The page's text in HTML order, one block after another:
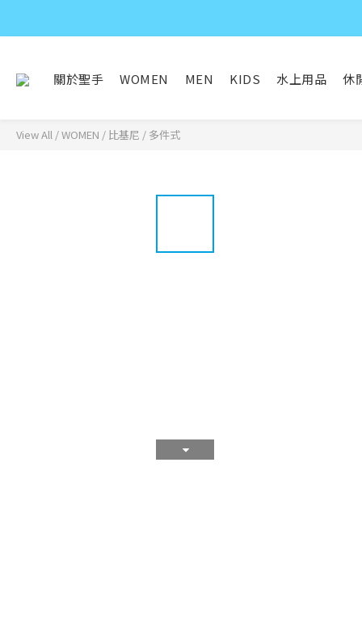
關於聖手 WOMEN MEN KIDS 水上用品 休
View All /WOMEN / 比基尼 / 多件式